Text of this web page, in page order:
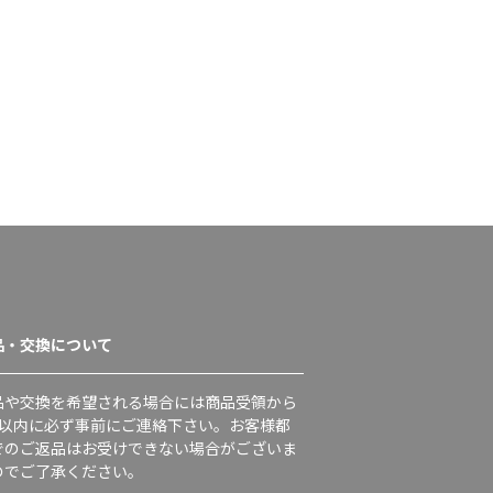
・交換について
や交換を希望される場合には商品受領から
内に必ず事前にご連絡下さい。お客様都
のご返品はお受けできない場合がございま
ご了承ください。